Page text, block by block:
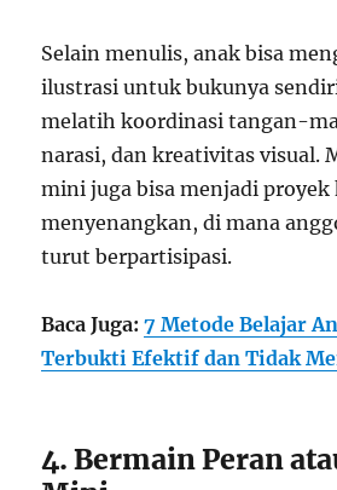
Selain menulis, anak bisa
ilustrasi untuk bukunya
melatih koordinasi tangan-
narasi, dan kreativitas visual.
mini juga bisa menjadi proyek
menyenangkan, di mana
turut berpartisipasi.
Baca Juga:7 Metode Belajar
Terbukti Efektif dan Tidak
4. Bermain Peran